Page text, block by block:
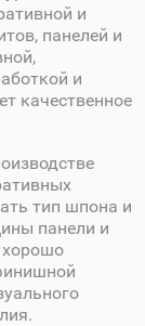
и
панелей и
и
качественное
тип шпона и
панели и
хорошо